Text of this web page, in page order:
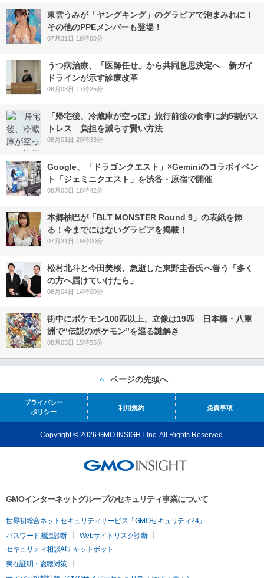
東雲うみが「ヤングキング」のグラビアで泡まみれに！
その他のPPEメンバーも登場！
07月31日 19時00分
うつ病治療、「医師任せ」から共同意思決定へ 新ガイ
ドラインが示す診療改革
08月03日 17時25分
「帰宅後、冷蔵庫が空っぽ」旅行前後の食事に約5割がス
トレス 負担を減らす賢い方法
08月01日 20時33分
Google、「ドラゴンクエスト」×Geminiのコラボイベン
ト「ジェミニクエスト」を渋谷・原宿で開催
08月03日 18時42分
本郷柚巴が「BLT MONSTER Round 9」の表紙を飾
る！今までにはないグラビアを掲載！
07月31日 19時00分
松村北斗と今田美桜、急逝した東野圭吾氏へ誓う「多く
の方へ届けていけたら」
08月04日 14時00分
街中にポケモン100匹以上、立像は19匹 日本橋・八重
洲で“伝説のポケモン”を巡る謎解き
08月05日 15時55分
ページの先頭へ
プライバシー
ポリシー
利用規約 免責事項
Copyright © 2026 GMO INSIGHT Inc. All Rights Reserved.
GMOインターネットグループのセキュリティ事業について
世界初総合ネットセキュリティサービス「GMOセキュリティ24」
パスワード漏洩診断
Webサイトリスク診断
セキュリティ相談AIチャットボット
実在証明・盗聴対策